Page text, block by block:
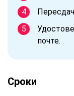
почте.
Сроки